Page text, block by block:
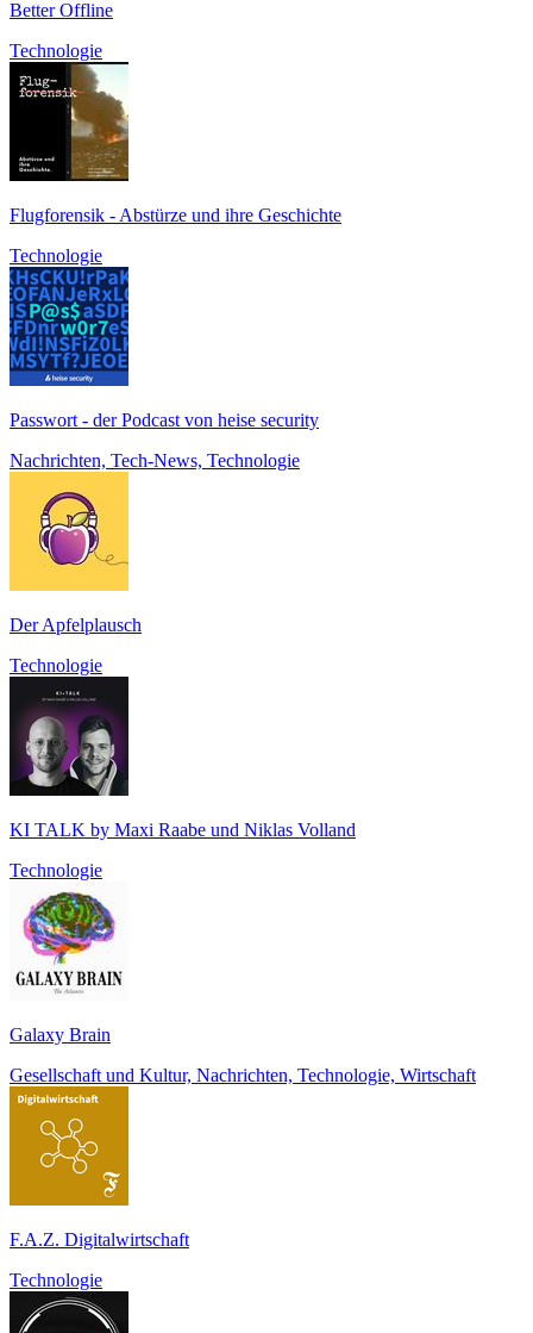
Better Offline
Technologie
Flugforensik - Abstürze und ihre Geschichte
Technologie
Passwort - der Podcast von heise security
Nachrichten, Tech-News, Technologie
Der Apfelplausch
Technologie
KI TALK by Maxi Raabe und Niklas Volland
Technologie
Galaxy Brain
Gesellschaft und Kultur, Nachrichten, Technologie, Wirtschaft
F.A.Z. Digitalwirtschaft
Technologie